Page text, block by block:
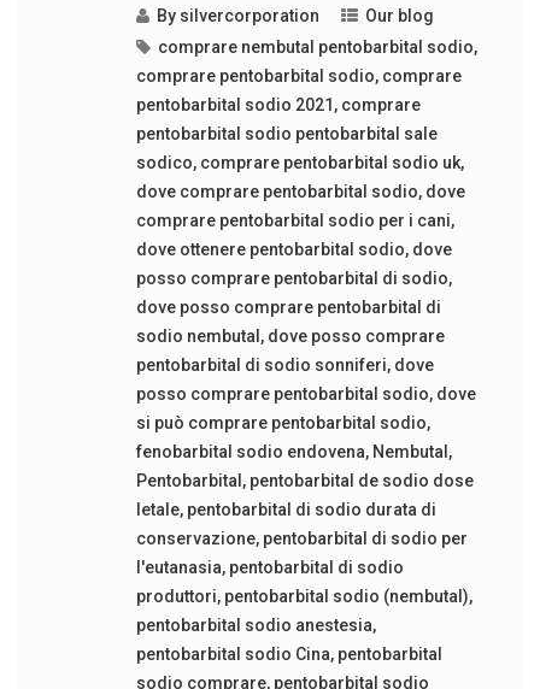
By silvercorporation
Our blog
comprare nembutal pentobarbital sodio,
comprare pentobarbital sodio, comprare
pentobarbital sodio 2021 , comprare
pentobarbital sodio pentobarbital sale
sodico, comprare pentobarbital sodio uk,
dove comprare pentobarbital sodio, dove
comprare pentobarbital sodio per i cani,
dove ottenere pentobarbital sodio, dove
posso comprare pentobarbital di sodio,
dove posso comprare pentobarbital di
sodio nembutal , dove posso comprare
pentobarbital di sodio sonniferi, dove
posso comprare pentobarbital sodio, dove
si può comprare pentobarbital sodio,
fenobarbital sodio endovena, Nembutal ,
Pentobarbital , pentobarbital de sodio dose
letale, pentobarbital di sodio durata di
conservazione, pentobarbital di sodio per
l'eutanasia, pentobarbital di sodio
produttori, pentobarbital sodio (nembutal),
pentobarbital sodio anestesia,
pentobarbital sodio Cina, pentobarbital
sodio comprare, pentobarbital sodio